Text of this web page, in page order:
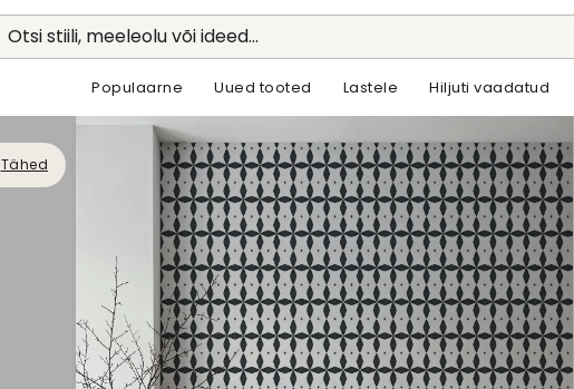
Otsi stiili, meeleolu või ideed...
Populaarne Uued tooted Lastele Hiljuti vaadatud
Tähed